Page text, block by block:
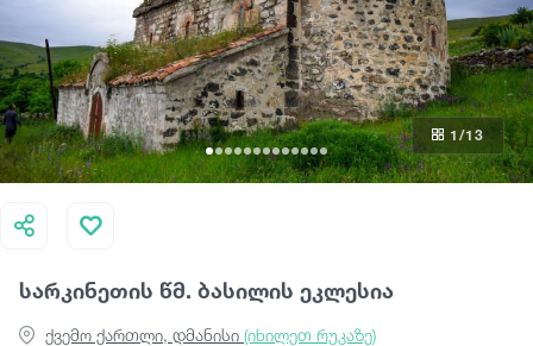
ტურები
მარშრუტები
სასტუმროები
კვება და ღვინო
სარკინეთის წმ. ბასილის ეკლესია
ქვემო ქართლი, დმანისი (იხილეთ რუკაზე)
1 /13